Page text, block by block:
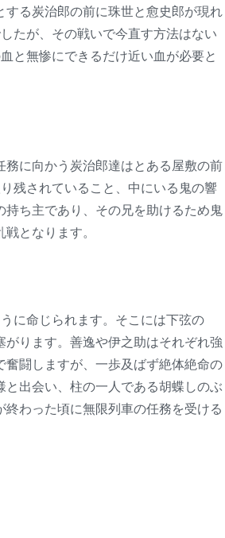
る炭治郎の前に珠世と愈史郎が現れ
たが、その戦いで今直す方法はない
と無惨にできるだけ近い血が必要と
に向かう炭治郎達はとある屋敷の前
残されていること、中にいる鬼の響
ち主であり、その兄を助けるため鬼
となります。
に命じられます。そこには下弦の
ります。善逸や伊之助はそれぞれ強
闘しますが、一歩及ばず絶体絶命の
出会い、柱の一人である胡蝶しのぶ
わった頃に無限列車の任務を受ける